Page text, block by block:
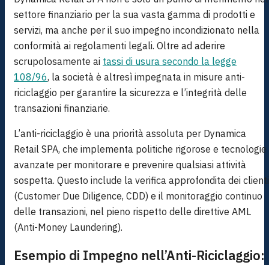
settore finanziario per la sua vasta gamma di prodotti e
servizi, ma anche per il suo impegno incondizionato nella
conformità ai regolamenti legali. Oltre ad aderire
scrupolosamente ai tassi di usura secondo la legge
108/96, la società è altresì impegnata in misure anti-
riciclaggio per garantire la sicurezza e l’integrità delle
transazioni finanziarie.
L’anti-riciclaggio è una priorità assoluta per Dynamica
Retail SPA, che implementa politiche rigorose e tecnologie
avanzate per monitorare e prevenire qualsiasi attività
sospetta. Questo include la verifica approfondita dei clienti
(Customer Due Diligence, CDD) e il monitoraggio continuo
delle transazioni, nel pieno rispetto delle direttive AML
(Anti-Money Laundering).
Esempio di Impegno nell’Anti-Riciclaggio: